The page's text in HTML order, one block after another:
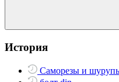
История
Саморезы и